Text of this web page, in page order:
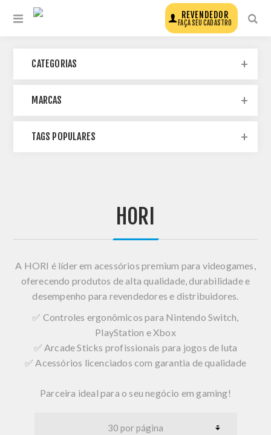
REVENDEDOR
FAÇA SEU CADASTRO
HORI
A HORI é líder em acessórios premium para videogames,
oferecendo produtos de alta qualidade, durabilidade e
desempenho para revendedores e distribuidores.
✅ Controles ergonômicos para Nintendo Switch,
PlayStation e Xbox
✅Arcade Sticks profissionais para jogos de luta
✅Acessórios licenciados com garantia de qualidade
Parceira ideal para o seu negócio em gaming!
CATEGORIAS
MARCAS
TAGS POPULARES